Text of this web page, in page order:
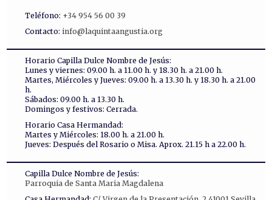
Teléfono: +34 954 56 00 39
Contacto: info@laquintaangustia.org
Horario Capilla Dulce Nombre de Jesús:
Lunes y viernes: 09.00 h. a 11.00 h. y 18.30 h. a 21.00 h.
Martes, Miércoles y Jueves: 09.00 h. a 13.30 h. y 18.30 h. a 21.00
h.
Sábados: 09.00 h. a 13.30 h.
Domingos y festivos: Cerrada.
Horario Casa Hermandad:
Martes y Miércoles: 18.00 h. a 21.00 h.
Jueves: Después del Rosario o Misa. Aprox. 21.15 h a 22.00 h.
Capilla Dulce Nombre de Jesús:
Parroquia de Santa Maria Magdalena